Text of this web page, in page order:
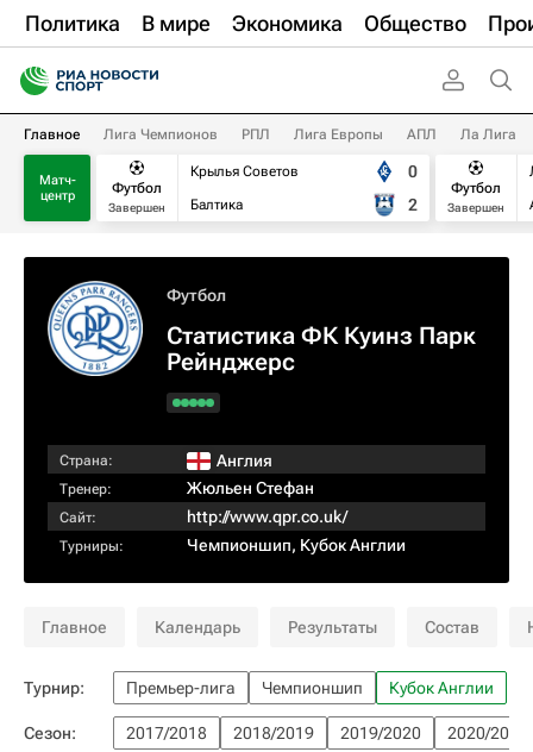
Политика В мире Экономика Общество
Главное Лига Чемпионов РПЛ Лига Европы АПЛ Ла Лига
Матч-
центр
Футбол
Завершен
Крылья Советов
Балтика
0
2
Футбол
Завершен
Футбол
Статистика ФК Куинз Парк
Рейнджерс
Страна: Англия
Тренер: Жюльен Стефан
Сайт: http://www.qpr.co.uk/
Турниры: Чемпионшип, Кубок Англии
Главное Календарь Результаты Состав
Турнир: Премьер-лига Чемпионшип Кубок Англии
Сезон: 2017/2018 2018/2019 2019/2020 2020/2021